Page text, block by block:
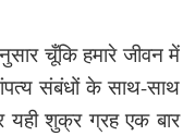
चूँकि हमारे जीवन में
संबंधों के साथ-साथ
यही शुक्र ग्रह एक बार